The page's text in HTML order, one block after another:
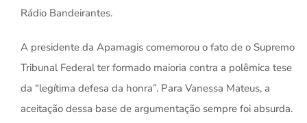
Rádio Bandeirantes.
A presidente da Apamagis comemorou o fato de o Supremo
Tribunal Federal ter formado maioria contra a polêmica tese
da “legítima defesa da honra”. Para Vanessa Mateus, a
aceitação dessa base de argumentação sempre foi absurda.